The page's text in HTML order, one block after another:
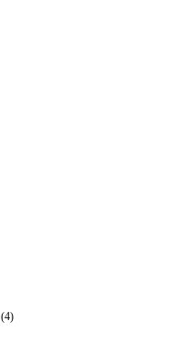
(4)